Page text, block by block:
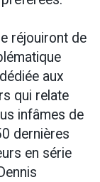
réjouiront de
aux
qui relate
infâmes de
dernières
en série